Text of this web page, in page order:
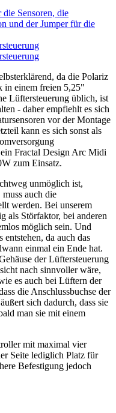
da die Polariz
einem freien 5,25"
Lüftersteuerung üblich, ist
- daher empfiehlt es sich
vor der Montage
kann es sich sonst als
Fractal Design Arc Midi
zum Einsatz.
unmöglich ist,
auch die
werden. Bei unserem
als Störfaktor, bei anderen
möglich sein. Und
entstehen, da auch das
einmal ein Ende hat.
der Lüftersteuerung
nach sinnvoller wäre,
es auch bei Lüftern der
die Anschlussbuchse der
sich dadurch, dass sie
man sie mit einem
mit maximal vier
Seite lediglich Platz für
Befestigung jedoch